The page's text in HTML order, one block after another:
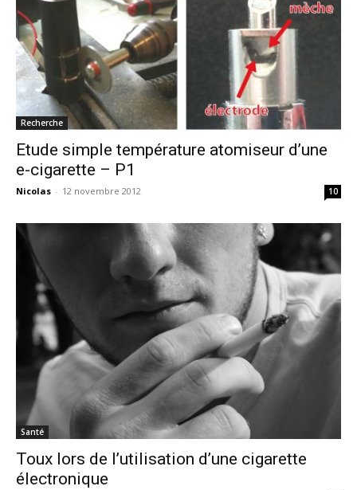
Recherche
Etude simple température atomiseur d’une
e-cigarette – P1
Nicolas - 12 novembre 2012 10
Santé
Toux lors de l’utilisation d’une cigarette
électronique